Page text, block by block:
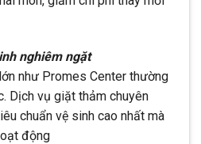
nghiêm ngặt
như Promes Center thường
Dịch vụ giặt thảm chuyên
chuẩn vệ sinh cao nhất mà
động